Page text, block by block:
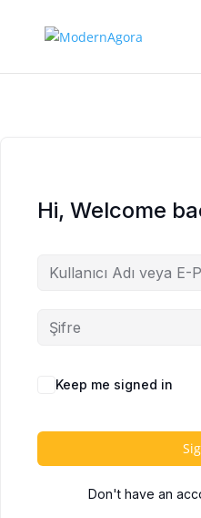
Hi, Welcome
Keep me signed in
Don't have an